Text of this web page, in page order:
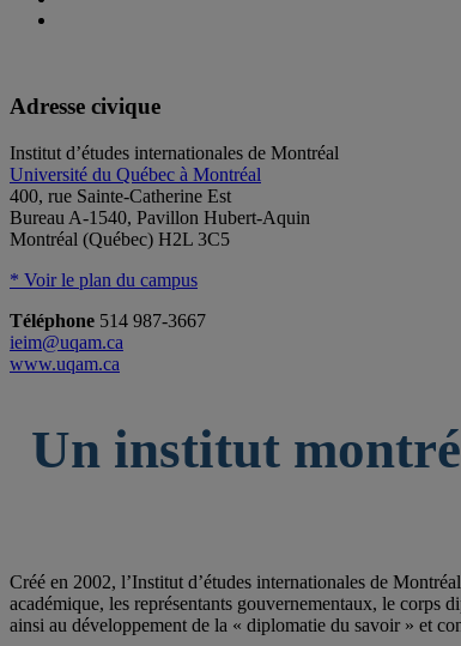
Adresse civique
Institut d’études internationales de Montréal
Université du Québec à Montréal
400, rue Sainte-Catherine Est
Bureau A-1540, Pavillon Hubert-Aquin
Montréal (Québec) H2L 3C5
* Voir le plan du campus
Téléphone 514 987-3667
ieim@uqam.ca
www.uqam.ca
Un institut
Créé en 2002, l’Institut d’études internationales de
académique, les représentants gouvernementaux, le corps
ainsi au développement de la « diplomatie du savoir » et